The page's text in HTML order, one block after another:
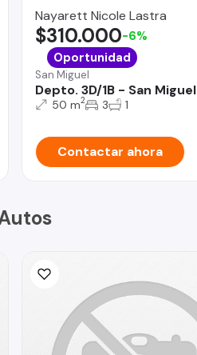
Nayarett Nicole Lastra
San Miguel
Depto. 3D/1B - San Miguel
$310.000-6%
Oportunidad
50 m2 3 1
Contactar ahora